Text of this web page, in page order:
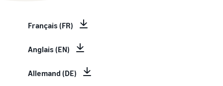
Français (FR)
Anglais (EN)
Allemand (DE)